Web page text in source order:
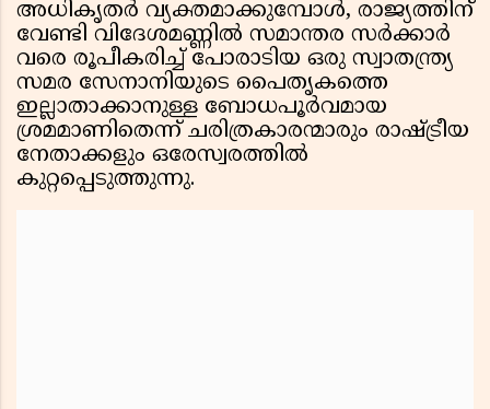
അധികൃതർ വ്യക്തമാക്കുമ്പോൾ, രാജ്യത്തിന്
വേണ്ടി വിദേശമണ്ണിൽ സമാന്തര സർക്കാർ
വരെ രൂപീകരിച്ച് പോരാടിയ ഒരു സ്വാതന്ത്ര്യ
സമര സേനാനിയുടെ പൈതൃകത്തെ
ഇല്ലാതാക്കാനുള്ള ബോധപൂർവമായ
ശ്രമമാണിതെന്ന് ചരിത്രകാരന്മാരും രാഷ്ട്രീയ
നേതാക്കളും ഒരേസ്വരത്തിൽ
കുറ്റപ്പെടുത്തുന്നു.